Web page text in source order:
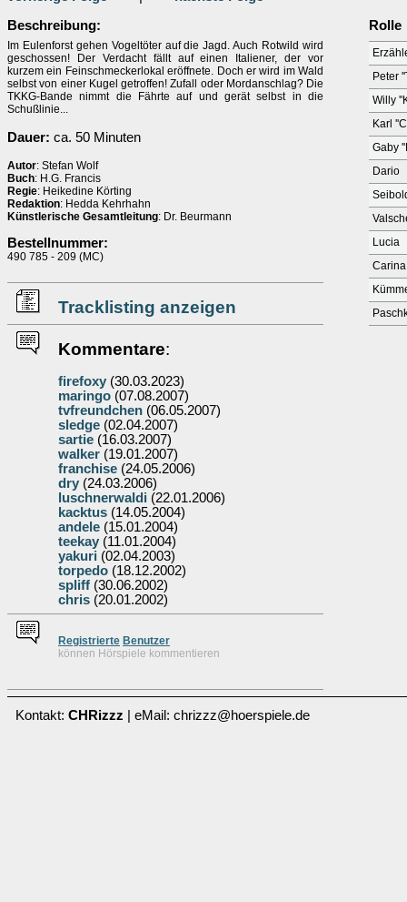
Beschreibung:
Im Eulenforst gehen Vogeltöter auf die Jagd. Auch Rotwild wird
geschossen! Der Verdacht fällt auf einen Italiener, der vor
kurzem ein Feinschmeckerlokal eröffnete. Doch er wird im Wald
selbst von einer Kugel getroffen! Zufall oder Mordanschlag? Die
TKKG-Bande nimmt die Fährte auf und gerät selbst in die
Schußlinie...
Dauer: ca. 50 Minuten
Autor: Stefan Wolf
Buch: H.G. Francis
Regie: Heikedine Körting
Redaktion: Hedda Kehrhahn
Künstlerische Gesamtleitung: Dr. Beurmann
Bestellnummer:
490 785 - 209 (MC)
Tracklisting anzeigen
Kommentare:
firefoxy (30.03.2023)
maringo (07.08.2007)
tvfreundchen (06.05.2007)
sledge (02.04.2007)
sartie (16.03.2007)
walker (19.01.2007)
franchise (24.05.2006)
dry (24.03.2006)
luschnerwaldi (22.01.2006)
kacktus (14.05.2004)
andele (15.01.2004)
teekay (11.01.2004)
yakuri (02.04.2003)
torpedo (18.12.2002)
spliff (30.06.2002)
chris (20.01.2002)
Registrierte Benutzer
können Hörspiele kommentieren
Rolle
Peter
Willy
Karl
Gaby
Dario
Lucia
Carina
Kontakt: CHRizzz | eMail: chrizzz@hoerspiele.de